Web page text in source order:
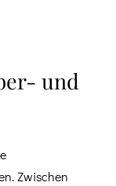
und
Zwischen